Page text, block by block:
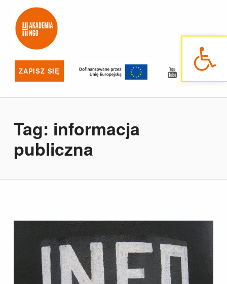
Otwórz pasek narzędzi
ZAPISZ SIĘ
YouTube
Tag: informacja
publiczna